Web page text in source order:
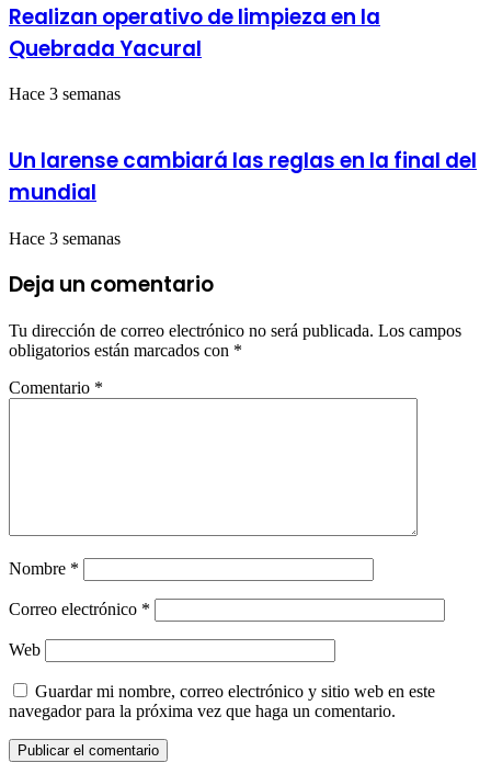
Realizan operativo de limpieza en la
Quebrada Yacural
Hace 3 semanas
Un larense cambiará las reglas en la final del
mundial
Hace 3 semanas
Deja un comentario
Tu dirección de correo electrónico no será publicada. Los campos
obligatorios están marcados con *
Comentario *
Nombre *
Correo electrónico *
Web
Guardar mi nombre, correo electrónico y sitio web en este
navegador para la próxima vez que haga un comentario.